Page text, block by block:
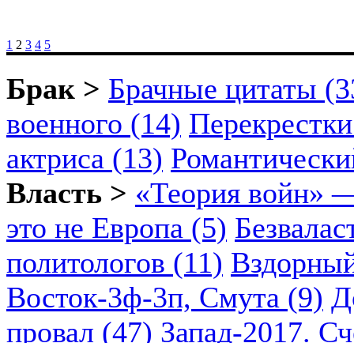
1 2 3 4 5
Брак > Брачные цитаты
военного (14)
актриса (13)
Власть > «Теория войн»
это не Европа (5)
политологов (11)
Восток-3ф-3п, Смута (9)
провал (47) Запад-2017.